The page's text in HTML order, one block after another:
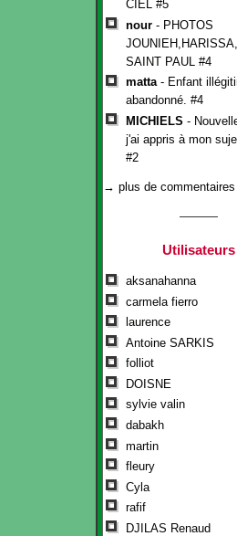
CIEL #5
nour - PHOTOS
SAINT PAUL #4
matta- Enfant
abandonné. #4
MICHIELS -
j'ai appris à mon
#2
→ plus de commentaires
Utilisateurs
aksanahanna
carmela fierro
laurence
Antoine SARKIS
folliot
DOISNE
sylvie valin
dabakh
martin
fleury
Cyla
rafif
DJILAS Renaud